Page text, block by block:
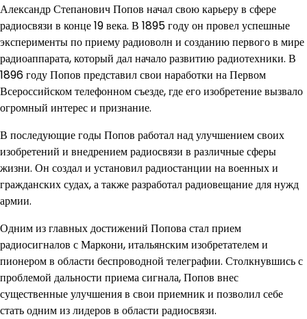
Александр Степанович Попов начал свою карьеру в сфере
радиосвязи в конце 19 века. В 1895 году он провел успешные
эксперименты по приему радиоволн и созданию первого в мире
радиоаппарата, который дал начало развитию радиотехники. В
1896 году Попов представил свои наработки на Первом
Всероссийском телефонном съезде, где его изобретение вызвало
огромный интерес и признание.
В последующие годы Попов работал над улучшением своих
изобретений и внедрением радиосвязи в различные сферы
жизни. Он создал и установил радиостанции на военных и
гражданских судах, а также разработал радиовещание для нужд
армии.
Одним из главных достижений Попова стал прием
радиосигналов с Маркони, итальянским изобретателем и
пионером в области беспроводной телеграфии. Столкнувшись с
проблемой дальности приема сигнала, Попов внес
существенные улучшения в свои приемник и позволил себе
стать одним из лидеров в области радиосвязи.